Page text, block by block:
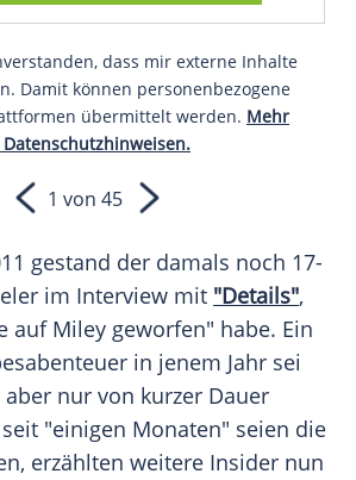
dass mir externe Inhalte
Damit können personenbezogene
übermittelt werden. Mehr
1 von 45
gestand der damals noch 17-
im Interview mit "Details",
auf Miley geworfen" habe. Ein
in jenem Jahr sei
aber nur von kurzer Dauer
"einigen Monaten" seien die
erzählten weitere Insider nun